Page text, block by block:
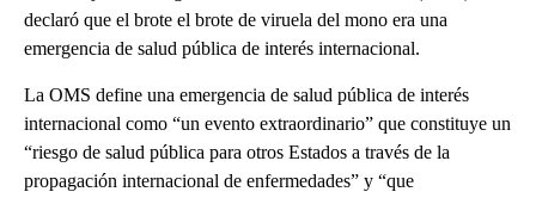
declaró que el brote el brote de viruela del mono era una
emergencia de salud pública de interés internacional.
La OMS define una emergencia de salud pública de interés
internacional como “un evento extraordinario” que constituye un
“riesgo de salud pública para otros Estados a través de la
propagación internacional de enfermedades” y “que